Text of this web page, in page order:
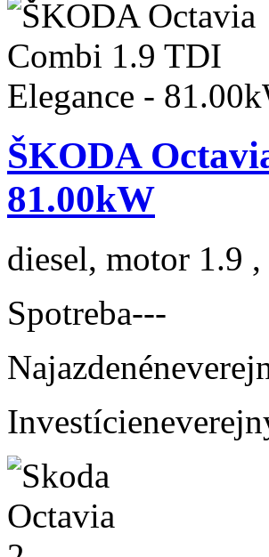
ŠKODA
81.00kW
diesel, motor 1.9
Spotreba---
Najazdené
Investície